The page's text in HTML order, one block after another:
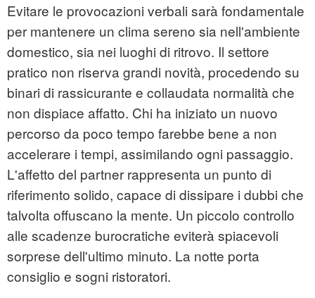
Evitare le provocazioni verbali sarà fondamentale
per mantenere un clima sereno sia nell'ambiente
domestico, sia nei luoghi di ritrovo. Il settore
pratico non riserva grandi novità, procedendo su
binari di rassicurante e collaudata normalità che
non dispiace affatto. Chi ha iniziato un nuovo
percorso da poco tempo farebbe bene a non
accelerare i tempi, assimilando ogni passaggio.
L'affetto del partner rappresenta un punto di
riferimento solido, capace di dissipare i dubbi che
talvolta offuscano la mente. Un piccolo controllo
alle scadenze burocratiche eviterà spiacevoli
sorprese dell'ultimo minuto. La notte porta
consiglio e sogni ristoratori.